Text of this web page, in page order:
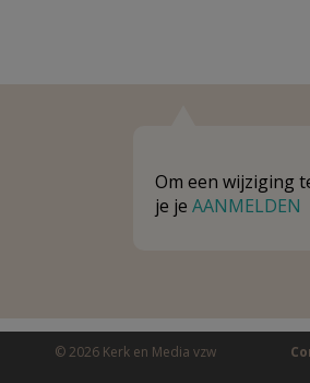
Om een wijziging
je je AANMELDEN
© 2026 Kerk en Media vzw